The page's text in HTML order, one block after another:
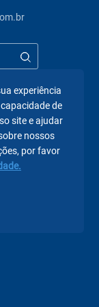
experiência
de
site e ajudar
nossos
por favor